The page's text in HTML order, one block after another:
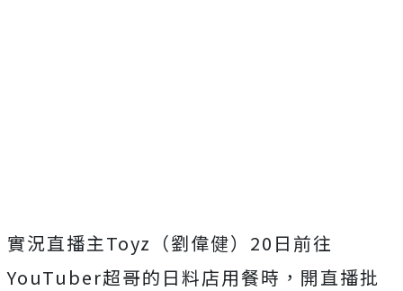
實況直播主Toyz（劉偉健）20日前往
YouTuber超哥的日料店用餐時，開直播批